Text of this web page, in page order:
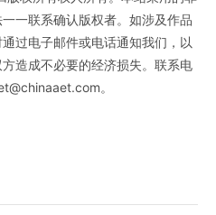
一联系确认版权者。如涉及作品
过电子邮件或电话通知我们，以
造成不必要的经济损失。联系电
。